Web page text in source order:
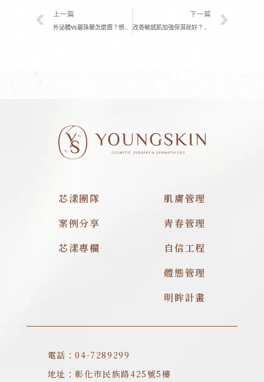
上一頁
上一篇 下一篇
芯漾團隊
案例分享
芯漾專欄
肌膚管理
青春管理
自信工程
體態管理
明眸計畫
電話：04-7289299
地址：彰化市民族路425號5樓